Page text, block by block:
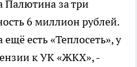
Палютина за три
6 миллион рублей.
есть «Теплосеть», у
к УК «ЖКХ», -